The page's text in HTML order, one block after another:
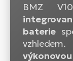
BMZ
baterie